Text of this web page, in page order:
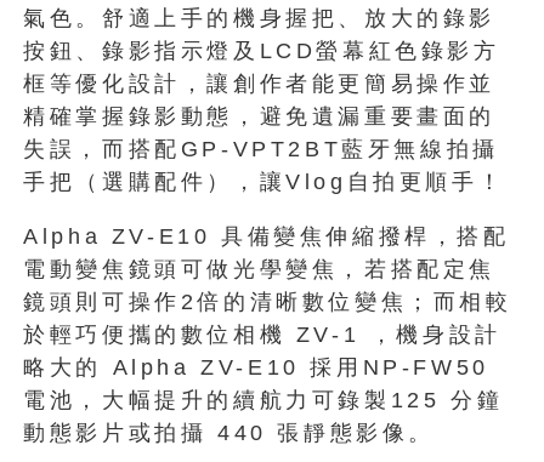
氣色。舒適上手的機身握把、放大的錄影
按鈕、錄影指示燈及LCD螢幕紅色錄影方
框等優化設計，讓創作者能更簡易操作並
精確掌握錄影動態，避免遺漏重要畫面的
失誤，而搭配GP-VPT2BT藍牙無線拍攝
手把（選購配件），讓Vlog自拍更順手！
Alpha ZV-E10 具備變焦伸縮撥桿，搭配
電動變焦鏡頭可做光學變焦，若搭配定焦
鏡頭則可操作2倍的清晰數位變焦；而相較
於輕巧便攜的數位相機 ZV-1 ，機身設計
略大的 Alpha ZV-E10 採用NP-FW50
電池，大幅提升的續航力可錄製125 分鐘
動態影片或拍攝 440 張靜態影像。